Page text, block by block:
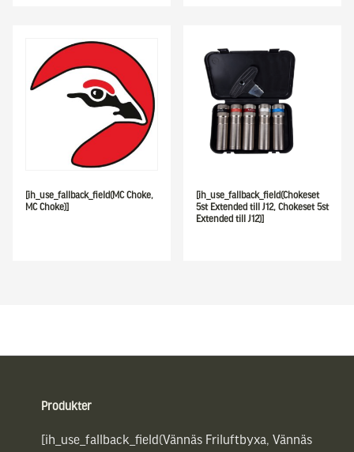
[ih_use_fallback_field(MC Choke,
MC Choke)]
[ih_use_fallback_field(Chokeset
5st Extended till J12, Chokeset 5st
Extended till J12)]
Produkter
[ih_use_fallback_field(Vännäs Friluftbyxa, Vännäs